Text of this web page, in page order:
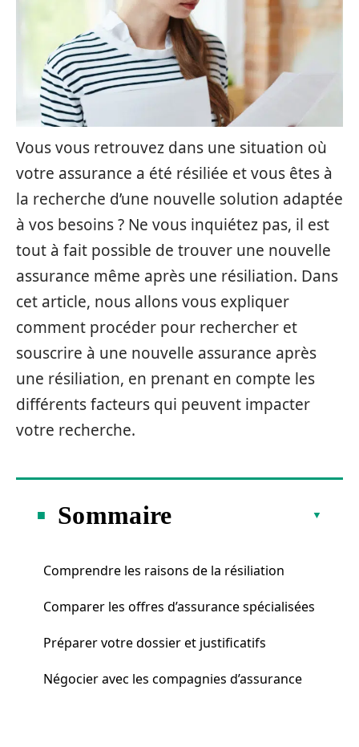
Vous vous retrouvez dans une situation où
votre assurance a été résiliée et vous êtes à
la recherche d’une nouvelle solution adaptée
à vos besoins ? Ne vous inquiétez pas, il est
tout à fait possible de trouver une nouvelle
assurance même après une résiliation. Dans
cet article, nous allons vous expliquer
comment procéder pour rechercher et
souscrire à une nouvelle assurance après
une résiliation, en prenant en compte les
différents facteurs qui peuvent impacter
votre recherche.
Sommaire
Comprendre les raisons de la résiliation
Comparer les offres d’assurance spécialisées
Préparer votre dossier et justificatifs
Négocier avec les compagnies d’assurance